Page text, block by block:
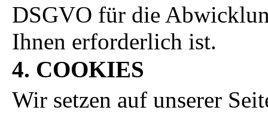
DSGVO für die
Ihnen erforderlich ist.
4. COOKIES
Wir setzen auf unserer